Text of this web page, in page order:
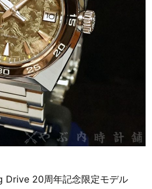
Drive 20周年記念限定モデル